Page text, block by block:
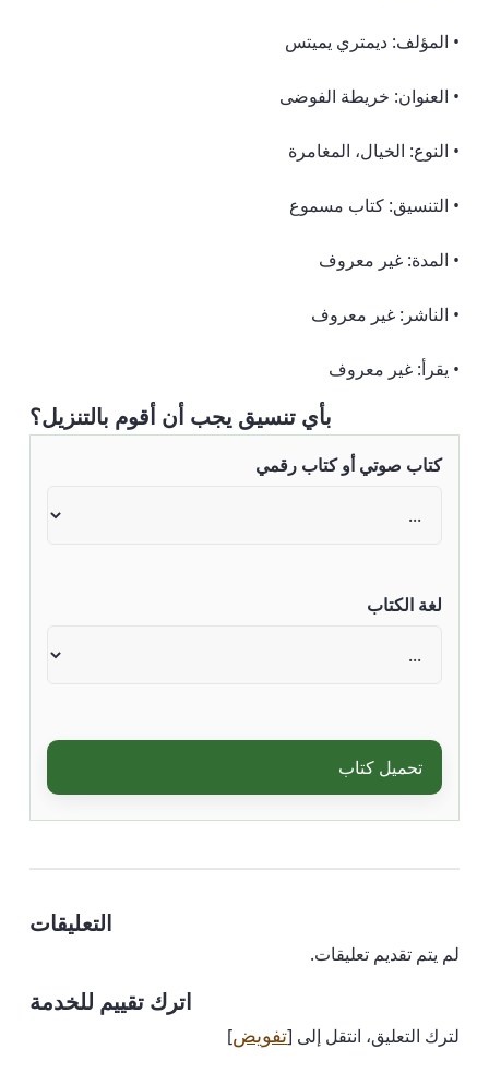
• المؤلف: ديمتري يميتس
• العنوان: خريطة الفوضى
• النوع: الخيال، المغامرة
• التنسيق: كتاب مسموع
• المدة: غير معروف
• الناشر: غير معروف
• يقرأ: غير معروف
بأي تنسيق يجب أن أقوم بالتنزيل؟
كتاب صوتي أو كتاب رقمي
لغة الكتاب
تحميل كتاب
التعليقات
لم يتم تقديم تعليقات.
اترك تقييم للخدمة
لترك التعليق، انتقل إلى [تفويض]